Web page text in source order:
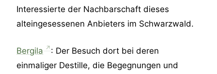
Interessierte der Nachbarschaft dieses
alteingesessenen Anbieters im Schwarzwald.
Bergila
: Der Besuch dort bei deren
einmaliger Destille, die Begegnungen und